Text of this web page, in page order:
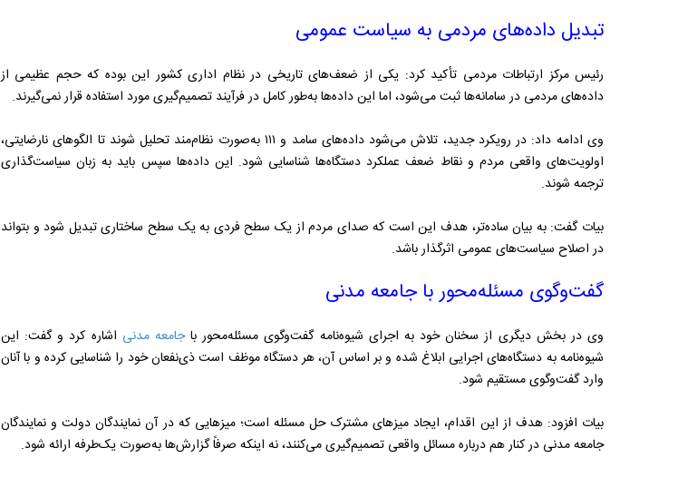
تبدیل داده‌های مردمی به سیاست عمومی
رئیس مرکز ارتباطات مردمی تأکید کرد: یکی از ضعف‌های تاریخی در نظام اداری کشور این بوده که حجم عظیمی از
داده‌های مردمی در سامانه‌ها ثبت می‌شود، اما این داده‌ها به‌طور کامل در فرآیند تصمیم‌گیری مورد استفاده قرار نمی‌گیرند.
وی ادامه داد: در رویکرد جدید، تلاش می‌شود داده‌های سامد و ۱۱۱ به‌صورت نظام‌مند تحلیل شوند تا الگوهای نارضایتی،
اولویت‌های واقعی مردم و نقاط ضعف عملکرد دستگاه‌ها شناسایی شود. این داده‌ها سپس باید به زبان سیاست‌گذاری
ترجمه شوند.
بیات گفت: به بیان ساده‌تر، هدف این است که صدای مردم از یک سطح فردی به یک سطح ساختاری تبدیل شود و بتواند
در اصلاح سیاست‌های عمومی اثرگذار باشد.
گفت‌وگوی مسئله‌محور با جامعه مدنی
وی در بخش دیگری از سخنان خود به اجرای شیوه‌نامه گفت‌وگوی مسئله‌محور باجامعه مدنی اشاره کرد و گفت: این
شیوه‌نامه به دستگاه‌های اجرایی ابلاغ شده و بر اساس آن، هر دستگاه موظف است ذی‌نفعان خود را شناسایی کرده و با آنان
وارد گفت‌وگوی مستقیم شود.
بیات افزود: هدف از این اقدام، ایجاد میزهای مشترک حل مسئله است؛ میزهایی که در آن نمایندگان دولت و نمایندگان
جامعه مدنی در کنار هم درباره مسائل واقعی تصمیم‌گیری می‌کنند، نه اینکه صرفاً گزارش‌ها به‌صورت یک‌طرفه ارائه شود.